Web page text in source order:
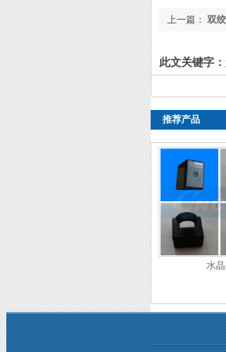
上一篇： 双
此文关键字：
推荐产品
水